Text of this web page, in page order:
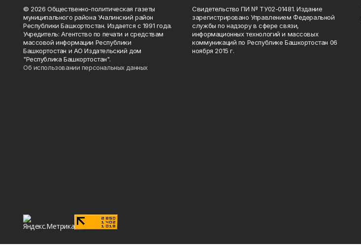
© 2026 Общественно-политическая газеты
муниципального района Учалинский район
Республики Башкортостан. Издается с 1991 года.
Учредитель: Агентство по печати и средствам
массовой информации Республики
Башкортостан и АО Издательский дом
"Республика Башкортостан".
Об использовании персональных данных
Свидетельство ПИ № ТУ02-01481. Издание
зарегистрировано Управлением Федеральной
службы по надзору в сфере связи,
информационных технологий и массовых
коммуникаций по Республике Башкортостан 06
ноября 2015 г.